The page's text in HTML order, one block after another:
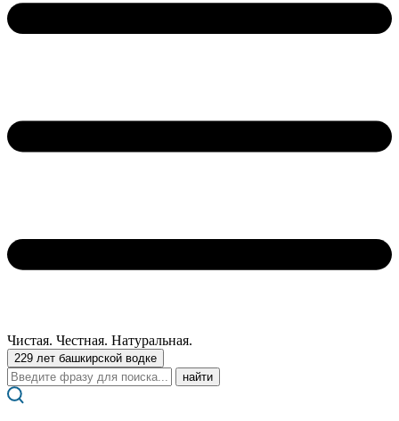
Чистая. Честная. Натуральная.
229 лет башкирской водке
Поиск: